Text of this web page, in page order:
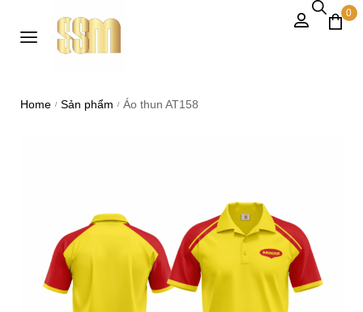
0
Home / Sản phẩm / Áo thun AT158